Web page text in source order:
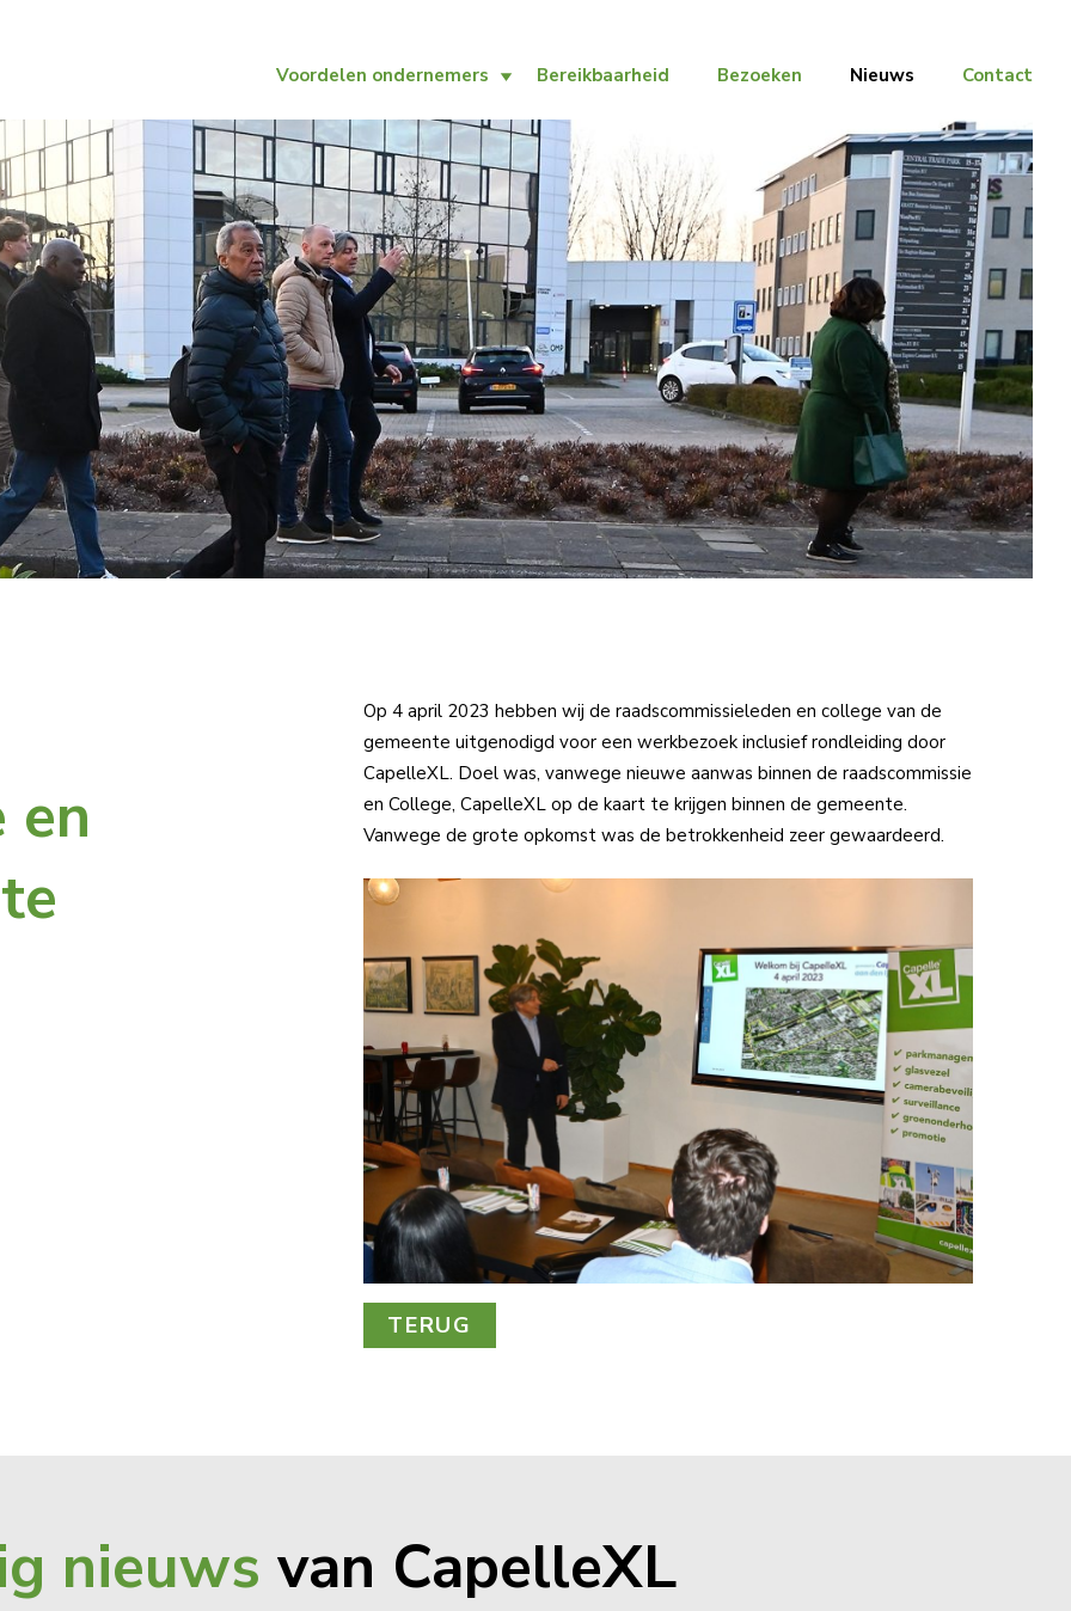
Voordelen ondernemers Bereikbaarheid Bezoeken Nieuws Contact
en
Op 4 april 2023 hebben wij de raadscommissieleden en college van de
gemeente uitgenodigd voor een werkbezoek inclusief rondleiding door
CapelleXL. Doel was, vanwege nieuwe aanwas binnen de raadscommissie
en College, CapelleXL op de kaart te krijgen binnen de gemeente.
Vanwege de grote opkomst was de betrokkenheid zeer gewaardeerd.
TERUG
nieuws van CapelleXL